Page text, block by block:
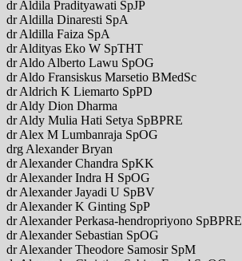
dr Aldila Pradityawati SpJP
dr Aldilla Dinaresti SpA
dr Aldilla Faiza SpA
dr Aldityas Eko W SpTHT
dr Aldo Alberto Lawu SpOG
dr Aldo Fransiskus Marsetio BMedSc
dr Aldrich K Liemarto SpPD
dr Aldy Dion Dharma
dr Aldy Mulia Hati Setya SpBPRE
dr Alex M Lumbanraja SpOG
drg Alexander Bryan
dr Alexander Chandra SpKK
dr Alexander Indra H SpOG
dr Alexander Jayadi U SpBV
dr Alexander K Ginting SpP
dr Alexander Perkasa-hendropriyono SpBPRE
dr Alexander Sebastian SpOG
dr Alexander Theodore Samosir SpM